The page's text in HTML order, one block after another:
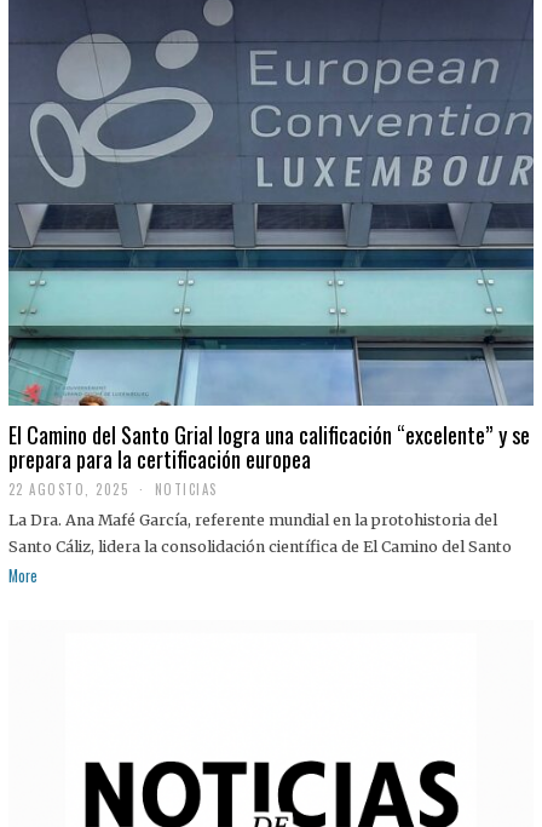
El Camino del Santo Grial logra una calificación “excelente” y se
prepara para la certificación europea
22 AGOSTO, 2025
2
A
G
NOTICIAS
La Dra. Ana Mafé García, referente mundial en la protohistoria del
Santo Cáliz, lidera la consolidación científica de El Camino del Santo
More